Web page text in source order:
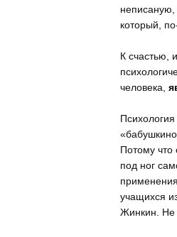
неписаную,
который,
К счастью,
человека,
Потому
под ног
учащихся
Жинкин. Не